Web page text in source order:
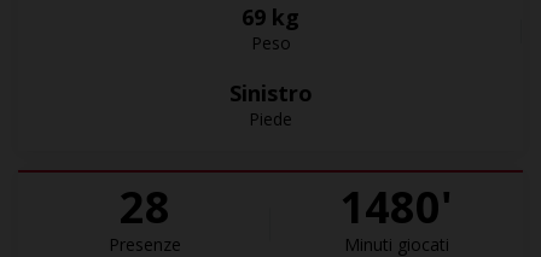
69 kg
Peso
Sinistro
Piede
28
Presenze
1480'
Minuti giocati